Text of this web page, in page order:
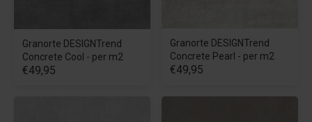
Granorte DESIGNTrend
Concrete Cool - per m2
€49,95
Granorte DESIGNTrend
Concrete Pearl - per m2
€49,95